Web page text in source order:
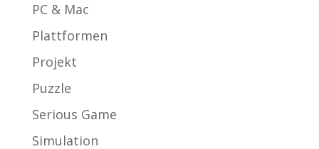
PC & Mac
Plattformen
Projekt
Puzzle
Serious Game
Simulation